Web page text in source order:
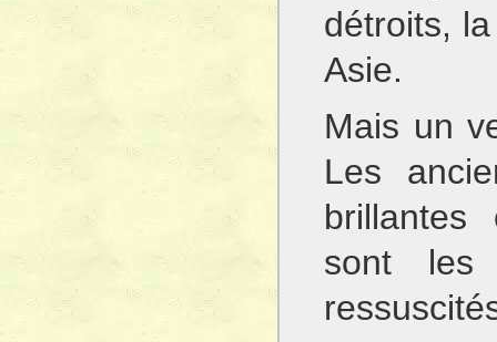
détroits,
Asie.
Mais un
Les
brillantes
sont les